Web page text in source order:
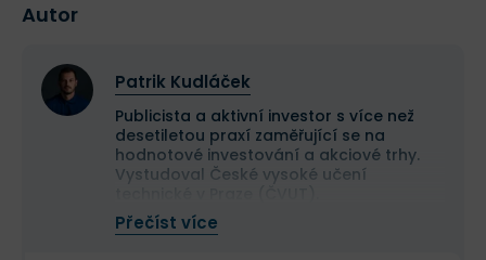
Autor
Patrik Kudláček
Publicista a aktivní investor s více než
desetiletou praxí zaměřující se na
hodnotové investování a akciové trhy.
Vystudoval České vysoké učení
Ve své investiční strategii kombinuje
aktivní i pasivní přístup a zaměřuje se
Přečíst více